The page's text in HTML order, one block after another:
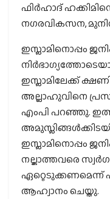
ഫിര്‍ഹാദ്
നഗരവികസന,
ഇസ്ലാമിനൊപ്പം
ഇസ്ലാമിലേക്ക്
അല്ലാഹുവിനെ
എംപി പറഞ്ഞു.
ഇസ്ലാമിനൊപ്പം
നല്കാത്തവരെ
ഏറ്റെടുക്കണമെന്ന്
ആഹ്വാനം ചെയ്തു.